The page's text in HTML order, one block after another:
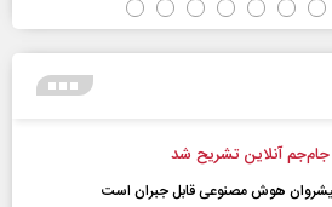
آنلاین تشریح شد
پیشرو‌ان هوش مصنوعی قابل جبران است